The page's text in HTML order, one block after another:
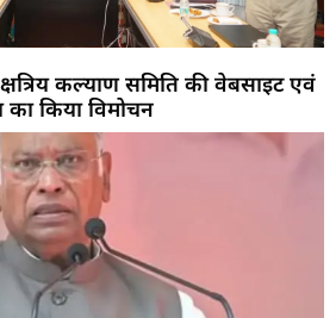
कल्याण समिति की वेबसाइट एवं
का किया विमोचन